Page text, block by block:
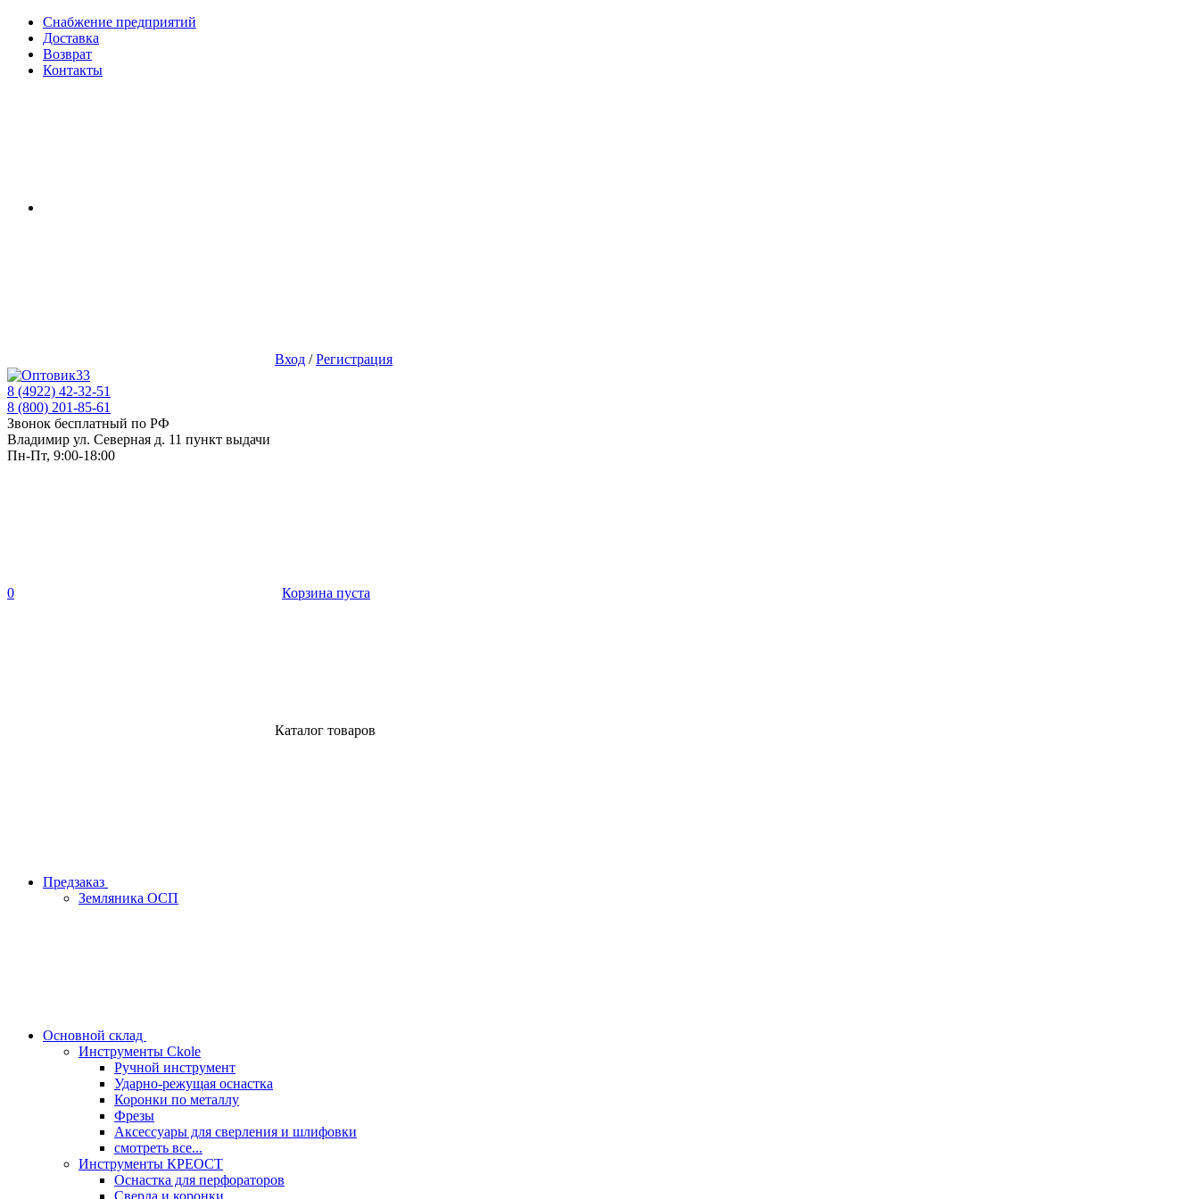
Снабжение предприятий
Доставка
Возврат
Контакты
Вход /Регистрация
8 (4922) 42-32-51
8 (800) 201-85-61
Звонок бесплатный по РФ
Владимир ул. Северная д. 11 пункт выдачи
Пн-Пт, 9:00-18:00
0 Корзина пуста
Каталог товаров
Предзаказ
Земляника ОСП
Основной склад
Инструменты Ckole
Ручной инструмент
Ударно‑режущая оснастка
Коронки по металлу
Фрезы
Аксессуары для сверления и шлифовки
смотреть все...
Инструменты КРЕОСТ
Оснастка для перфораторов
Сверла и коронки